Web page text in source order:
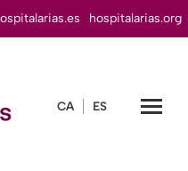
hospitalarias.org
CA ES